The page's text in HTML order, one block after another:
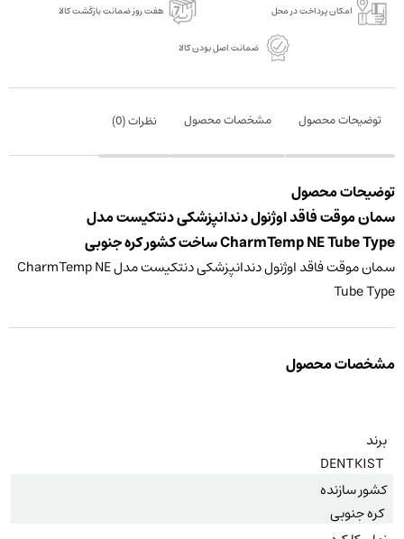
Type
عدد
امکان پرداخت در محل هفت روز ضمانت بازگشت کالا
ضمانت اصل بودن کالا
توضیحات محصول مشخصات محصول نظرات (0
)
توضیحات محصول
سمان موقت فاقد اوژنول دندانپزشکی دنتکیست مدل
CharmTemp NE Tube Type ساخت کشور کره جنوبی
سمان موقت فاقد اوژنول دندانپزشکی دنتکیست مدل CharmTemp NE
Tube Type
مشخصات محصول
برند
DENTKIST
کشور سازنده
کره جنوبی